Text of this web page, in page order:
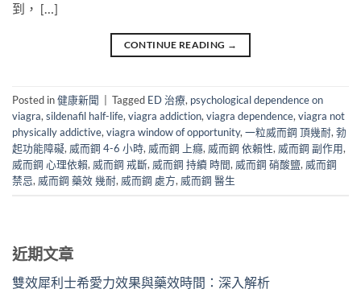
到， […]
CONTINUE READING →
Posted in健康新聞 Tagged ED 治療, psychological dependence on
viagra,sildenafil half-life,viagra addiction,viagra dependence,viagra not
physically addictive,viagra window of opportunity,一粒威而鋼 頂幾耐,勃
起功能障礙, 威而鋼 4-6 小時, 威而鋼 上癮, 威而鋼 依賴性, 威而鋼 副作用,
威而鋼 心理依賴, 威而鋼 戒斷, 威而鋼 持續 時間, 威而鋼 硝酸鹽, 威而鋼
禁忌, 威而鋼 藥效 幾耐, 威而鋼 處方, 威而鋼 醫生
近期文章
雙效犀利士希愛力效果與藥效時間：深入解析